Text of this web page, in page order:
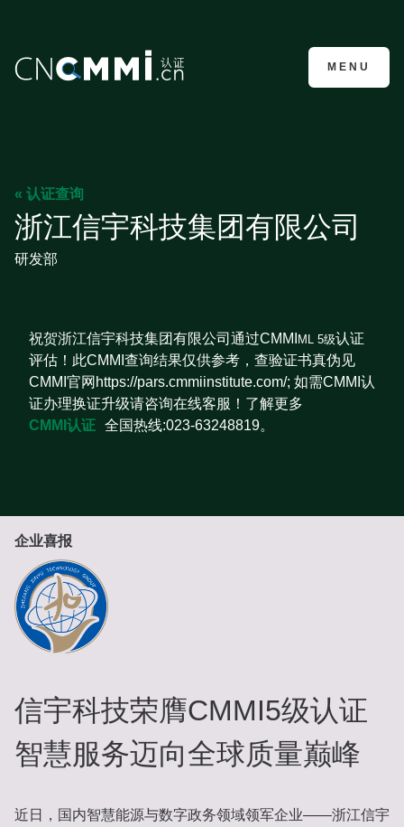
CMMI认证咨询
MENU
« 认证查询
浙江信宇科技集团有限公司
研发部
祝贺浙江信宇科技集团有限公司通过CMMI ML 5级认证
评估！此CMMI查询结果仅供参考，查验证书真伪见
CMMI官网https://pars.cmmiinstitute.com/; 如需CMMI认
证办理换证升级请咨询在线客服！了解更多
CMMI认证 全国热线:023-63248819。
企业喜报
信宇科技荣膺CMMI5级认证
智慧服务迈向全球质量巅峰
近日，国内智慧能源与数字政务领域领军企业——浙江信宇